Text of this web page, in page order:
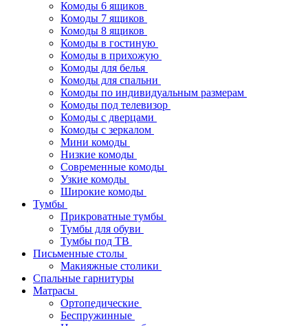
Комоды 6 ящиков
Комоды 7 ящиков
Комоды 8 ящиков
Комоды в гостиную
Комоды в прихожую
Комоды для белья
Комоды для спальни
Комоды по индивидуальным размерам
Комоды под телевизор
Комоды с дверцами
Комоды с зеркалом
Мини комоды
Низкие комоды
Современные комоды
Узкие комоды
Широкие комоды
Тумбы
Прикроватные тумбы
Тумбы для обуви
Тумбы под ТВ
Письменные столы
Макияжные столики
Спальные гарнитуры
Матрасы
Ортопедические
Беспружинные